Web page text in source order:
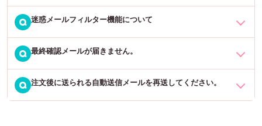
Hotmail・MSNの場合
Hotmailにサインインして、[オプション]→迷惑メール処理の[セーフ
リスト]をクリックし、当店のドメイン「fun-create.co.jp」を追加し
ます。
なる場合がございます。
し・転送メール許可)】に登録していただけましたら、受信可能にな
ると存じますので、お試しいただくようお願い申し上げます。
商品を発送しましたら、発送日の夕方（15時〜17時）
にお送りいた
します。
Q 迷惑メールフィルター機能について
迷惑メールフィルター機能は、以下の優先順位にて判定が実施され
ます。
1. 指定受信リスト設定（なりすまし・転送メール許可）
Q 最終確認メールが届きません。
「最終確認メール」は、ご注文後、翌営業日の午前中までに送信予
定です。遅くとも翌営業日の夕方には送らせていただきます。
Q 注文後に送られる自動送信メールを再送してください。